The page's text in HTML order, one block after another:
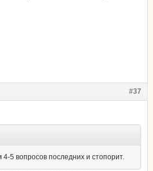
#37
5 вопросов последних и стопорит.